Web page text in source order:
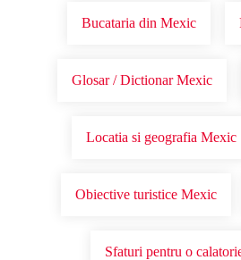
Bucataria din Mexic
Glosar / Dictionar Mexic
Locatia si geografia Mexic
Obiective turistice Mexic
Sfaturi pentru o